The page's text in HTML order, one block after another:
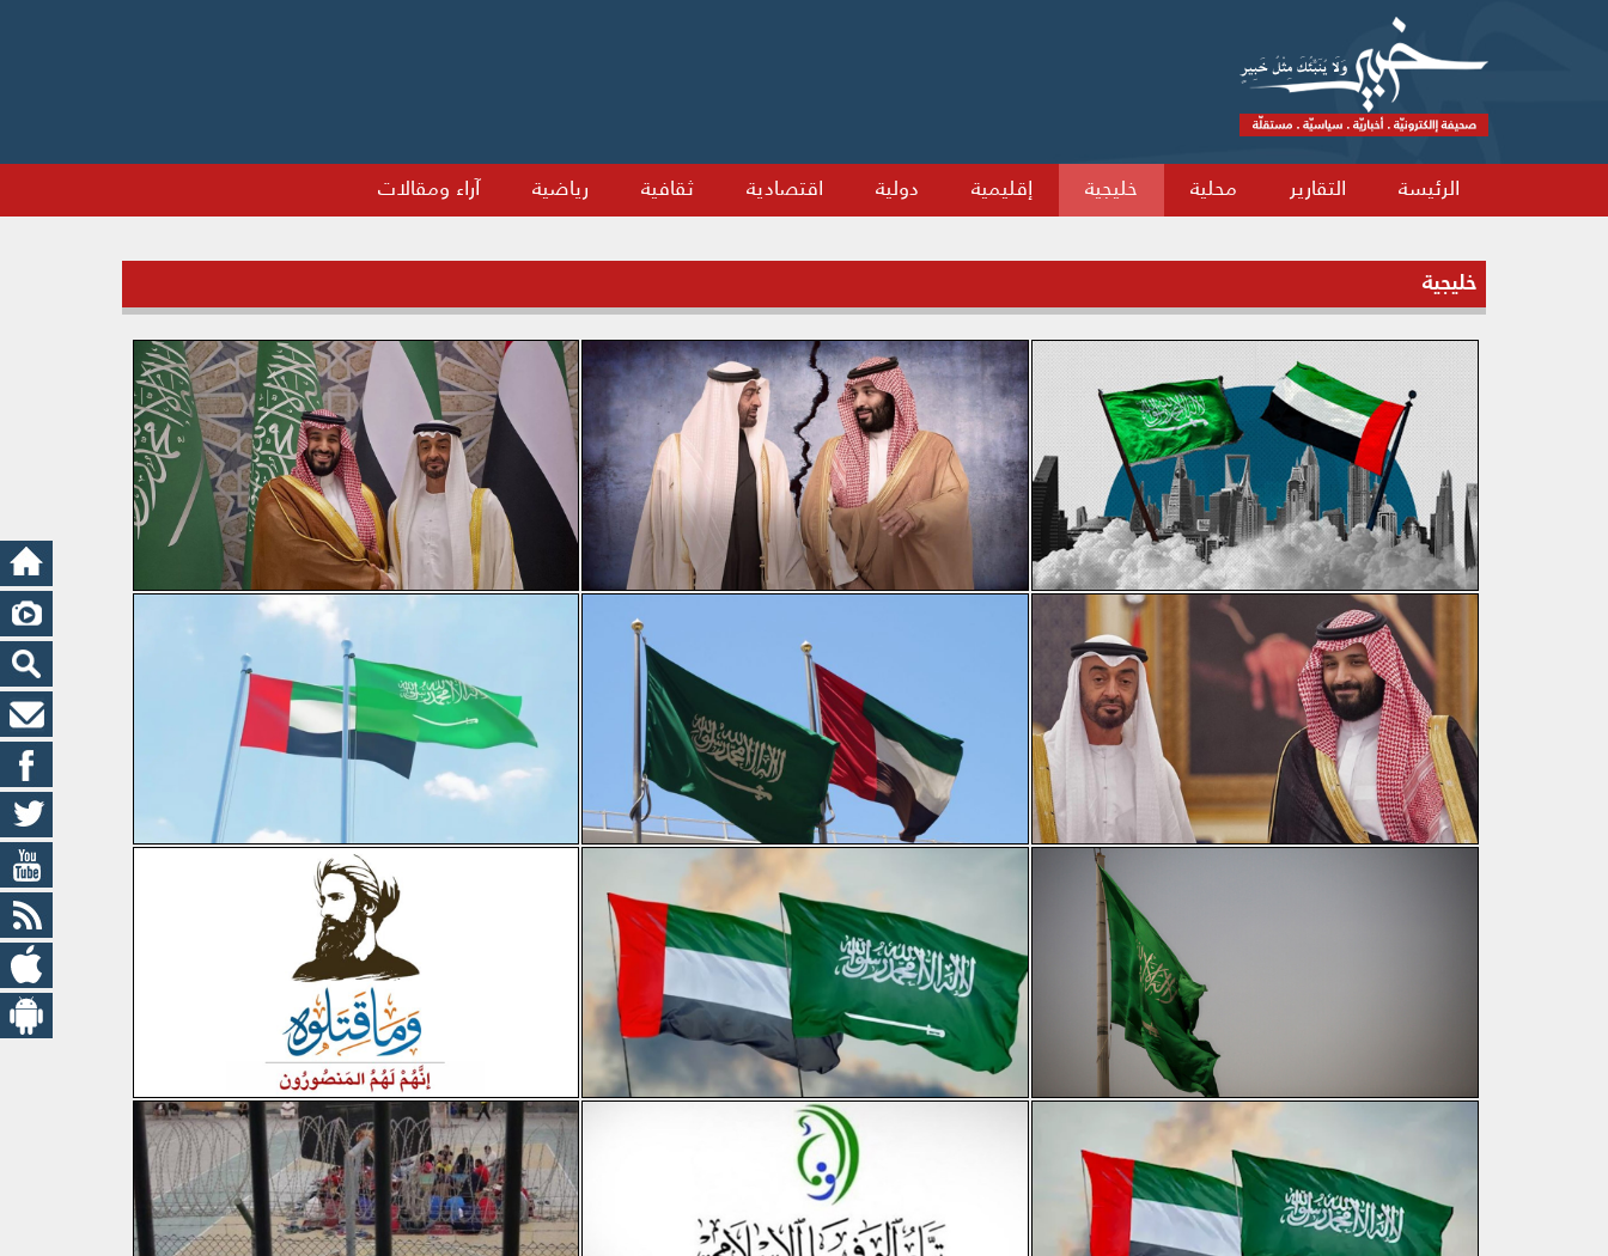
الرئيسة التقارير محلية خليجية إقليمية دولية اقتصادية ثقافية رياضية آراء ومقالات
خليجية